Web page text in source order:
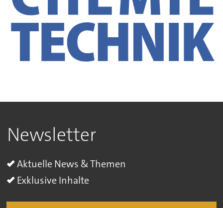
Newsletter
Aktuelle News & Themen
Exklusive Inhalte